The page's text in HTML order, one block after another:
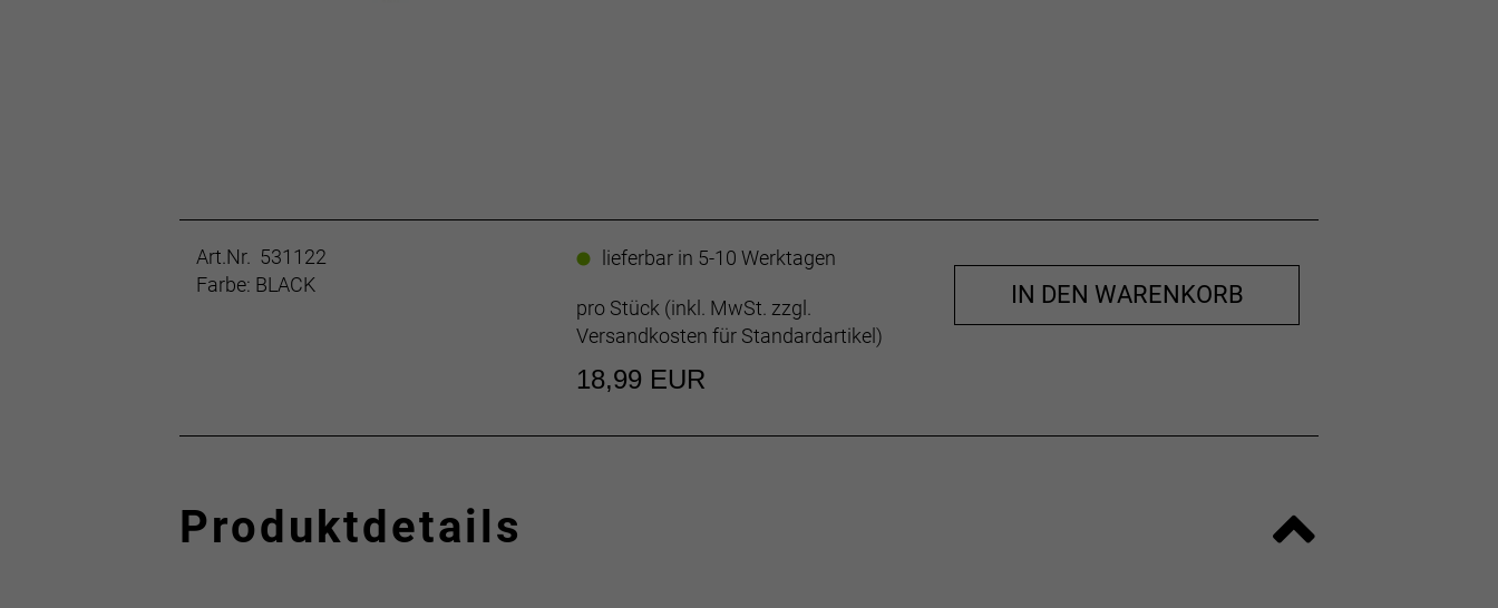
Art.Nr. 531122
Farbe: BLACK
lieferbar in 5-10 Werktagen
pro Stück (inkl. MwSt. zzgl.
Versandkosten für Standardartikel)
18,99 EUR
IN DEN WARENKORB
Produktdetails